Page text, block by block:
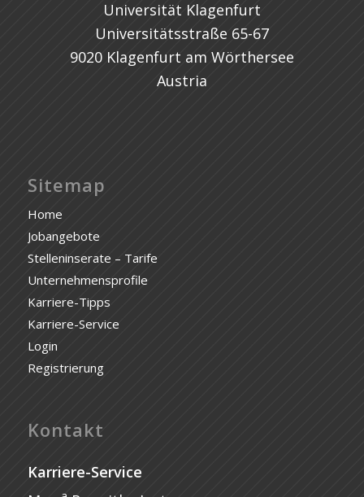
Universität Klagenfurt
Universitätsstraße 65-67
9020 Klagenfurt am Wörthersee
Austria
Sitemap
Home
Jobangebote
Stelleninserate – Tarife
Unternehmensprofile
Karriere-Tipps
Karriere-Service
Login
Registrierung
Kontakt
Karriere-Service